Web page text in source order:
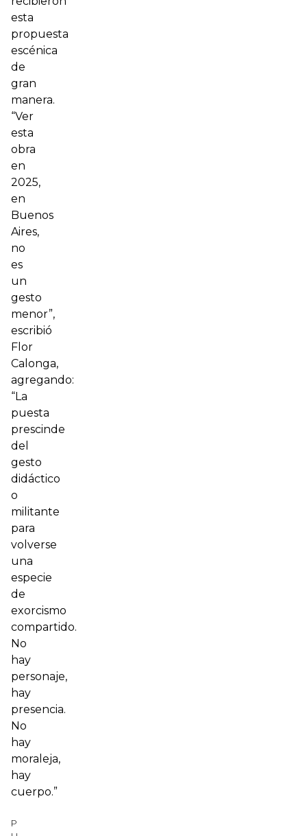
esta
propuesta
escénica
de
gran
manera.
“Ver
esta
obra
en
2025,
en
Buenos
Aires,
no
es
un
gesto
menor”,
escribió
Flor
Calonga,
agregando:
“La
puesta
prescinde
del
gesto
didáctico
o
militante
para
volverse
una
especie
de
exorcismo
compartido.
No
hay
personaje,
hay
presencia.
No
hay
moraleja,
hay
cuerpo.”
P